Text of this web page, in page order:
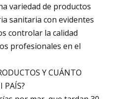
variedad de productos
sanitaria con evidentes
controlar la calidad
profesionales en el
Y CUÁNTO
PAÍS?